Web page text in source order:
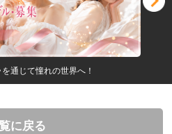
通じて憧れの世界へ！
に戻る